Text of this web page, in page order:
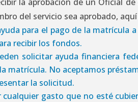
del servicio sea aprobado,
para el pago de la matrícula
recibir los fondos.
solicitar ayuda financiera
matrícula. No aceptamos
la solicitud.
gasto que no esté